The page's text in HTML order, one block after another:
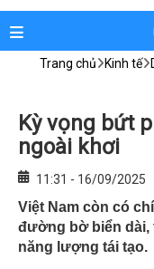
Trang chủ Kinh tế
Kỳ vọng bứt
ngoài khơi
11:31 - 16/09/2025
Việt Nam còn có
đường bờ biển dài,
năng lượng tái tạo.